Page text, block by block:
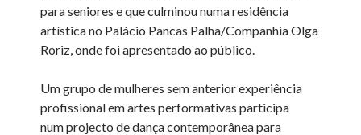
para seniores e que culminou numa residência
artística no Palácio Pancas Palha/Companhia Olga
Roriz, onde foi apresentado ao público.
Um grupo de mulheres sem anterior experiência
profissional em artes performativas participa
num projecto de dança contemporânea para